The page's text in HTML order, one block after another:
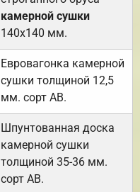
камерной сушки
140х140 мм.
Евровагонка камерной
сушки толщиной 12,5
мм. сорт АВ.
Шпунтованная доска
камерной сушки
толщиной 35-36 мм.
сорт АВ.